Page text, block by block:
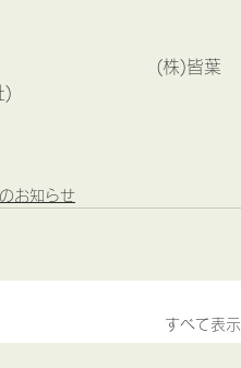
)皆葉
)
お知らせ
すべて表示